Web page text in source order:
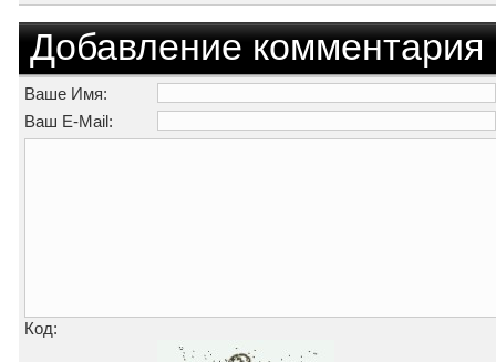
Добавление комментария
Ваше Имя:
Ваш E-Mail:
Код: